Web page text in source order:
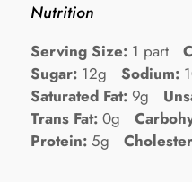
Nutrition
Serving Size: 1 part
Sugar: 12g Sodium:
Saturated Fat: 9g
Trans Fat: 0g
Protein: 5g